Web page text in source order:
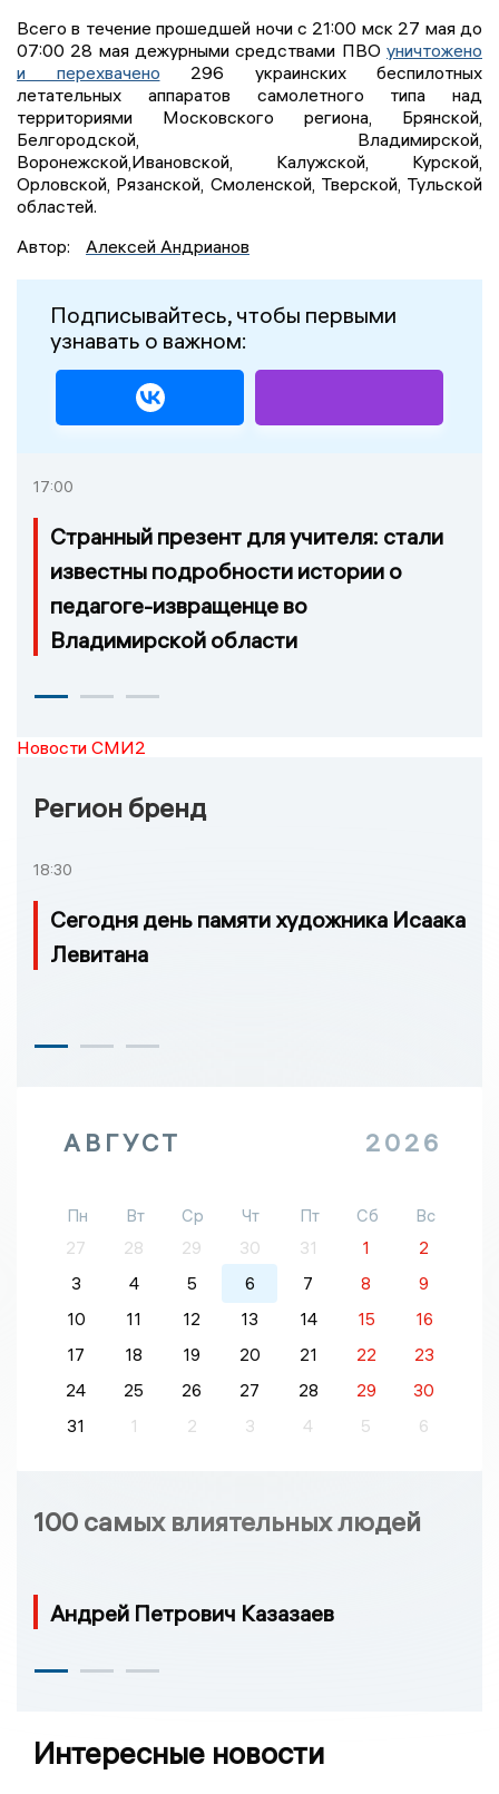
Всего в течение прошедшей ночи с 21:00 мск 27 мая до
07:00 28 мая дежурными средствами ПВО уничтожено
и перехвачено 296 украинских беспилотных
летательных аппаратов самолетного типа над
территориями Московского региона, Брянской,
Белгородской, Владимирской,
Воронежской,Ивановской, Калужской, Курской,
Орловской, Рязанской, Смоленской, Тверской, Тульской
областей.
Автор:
Алексей Андрианов
Подписывайтесь, чтобы первыми
узнавать о важном:
17:00
Странный презент для учителя: стали
известны подробности истории о
педагоге-извращенце во
Владимирской области
Новости СМИ2
Регион бренд
18:30
Сегодня день памяти художника Исаака
Левитана
АВГУСТ 2026
Пн Вт Ср Чт Пт Сб
Вс
27
28 29 30 31 1
2
3
4 5 6 7 8
9
10
11 12 13 14 15
16
17
18 19 20 21 22
23
24
25 26 27 28 29
30
31
1 2 3 4 5 6
100 самых влиятельных людей
Андрей Петрович Казазаев
Интересные новости